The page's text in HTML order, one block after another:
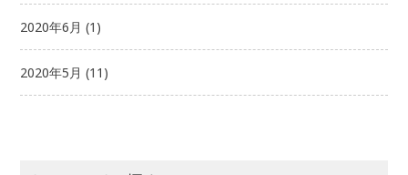
2020年6月 (1)
2020年5月 (11)